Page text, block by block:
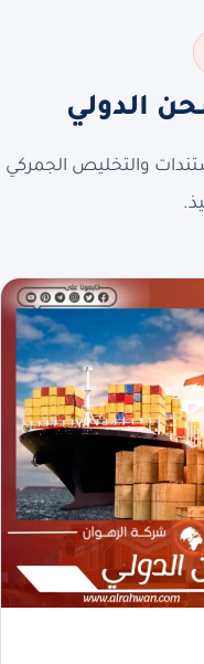
الدولي
والتخليص الجمركي